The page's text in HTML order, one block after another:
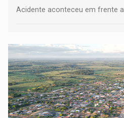
Acidente aconteceu em frente